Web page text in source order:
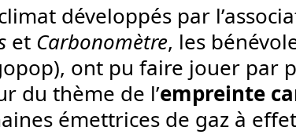
développés par
et Carbonomètre, les
ont pu faire jouer par
du thème de l’empreinte
émettrices de gaz à